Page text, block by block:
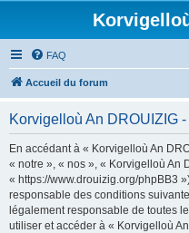
FAQ
Accueil du forum
Korvigelloù An DROUIZIG
En accédant à « Korvigelloù An
« notre », « nos », « Korvigelloù An
« https://www.drouizig.org/phpBB3
responsable des conditions
légalement responsable de toutes
utiliser et accéder à « Korvigelloù